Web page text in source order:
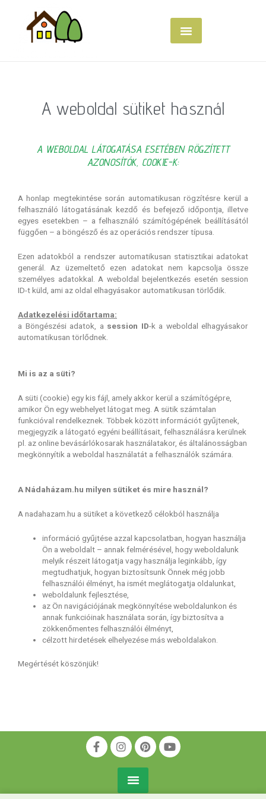
A weboldal sütiket használ
A WEBOLDAL LÁTOGATÁSA ESETÉBEN RÖGZÍTETT
AZONOSÍTÓK, COOKIE-K:
A honlap megtekintése során automatikusan rögzítésre kerül a
felhasználó látogatásának kezdő és befejező időpontja, illetve
egyes esetekben – a felhasználó számítógépének beállításától
függően – a böngésző és az operációs rendszer típusa.
Ezen adatokból a rendszer automatikusan statisztikai adatokat
generál. Az üzemeltető ezen adatokat nem kapcsolja össze
személyes adatokkal. A weboldal bejelentkezés esetén session
ID-t küld, ami az oldal elhagyásakor automatikusan törlődik.
Adatkezelési időtartama:
a Böngészési adatok, a session ID-k a weboldal elhagyásakor
automatikusan törlődnek.
Mi is az a süti?
A süti (cookie) egy kis fájl, amely akkor kerül a számítógépre,
amikor Ön egy webhelyet látogat meg. A sütik számtalan
funkcióval rendelkeznek. Többek között információt gyűjtenek,
megjegyzik a látogató egyéni beállításait, felhasználásra kerülnek
pl. az online bevásárlókosarak használatakor, és általánosságban
megkönnyítik a weboldal használatát a felhasználók számára.
A Nádaházam.hu milyen sütiket és mire használ?
A nadahazam.hu a sütiket a következő célokból használja
információ gyűjtése azzal kapcsolatban, hogyan használja
Ön a weboldalt – annak felmérésével, hogy weboldalunk
melyik részeit látogatja vagy használja leginkább, így
megtudhatjuk, hogyan biztosítsunk Önnek még jobb
felhasználói élményt, ha ismét meglátogatja oldalunkat,
weboldalunk fejlesztése,
az Ön navigációjának megkönnyítése weboldalunkon és
annak funkcióinak használata során, így biztosítva a
zökkenőmentes felhasználói élményt,
célzott hirdetések elhelyezése más weboldalakon.
Megértését köszönjük!